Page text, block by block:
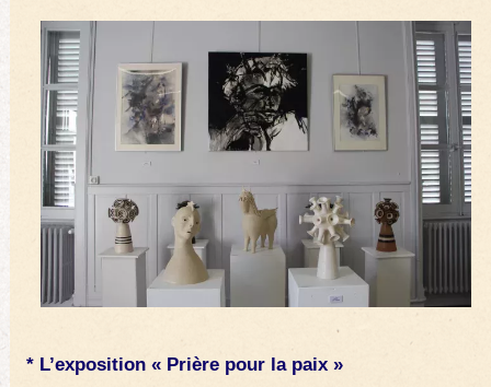
* L’exposition « Prière pour la paix »